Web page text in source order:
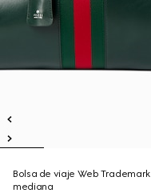
Bolsa de viaje Web Trademark
mediana